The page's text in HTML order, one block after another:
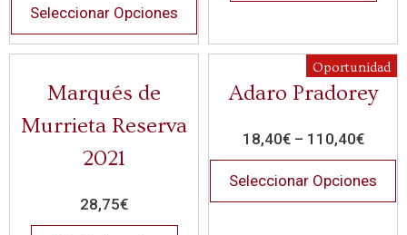
Seleccionar Opciones
Marqués de
Murrieta Reserva
2021
28,75€
Oportunidad
Adaro Pradorey
18,40€– 110,40€
Seleccionar Opciones